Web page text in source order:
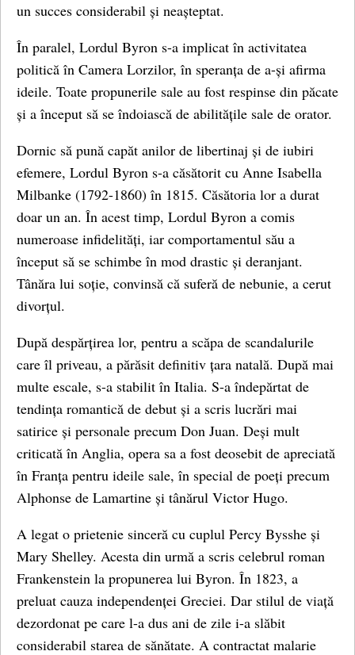
un succes considerabil și neașteptat.
În paralel, Lordul Byron s-a implicat în activitatea
politică în Camera Lorzilor, în speranța de a-și afirma
ideile. Toate propunerile sale au fost respinse din păcate
și a început să se îndoiască de abilitățile sale de orator.
Dornic să pună capăt anilor de libertinaj și de iubiri
efemere, Lordul Byron s-a căsătorit cu Anne Isabella
Milbanke (1792-1860) în 1815. Căsătoria lor a durat
doar un an. În acest timp, Lordul Byron a comis
numeroase infidelități, iar comportamentul său a
început să se schimbe în mod drastic și deranjant.
Tânăra lui soție, convinsă că suferă de nebunie, a cerut
divorțul.
După despărțirea lor, pentru a scăpa de scandalurile
care îl priveau, a părăsit definitiv țara natală. După mai
multe escale, s-a stabilit în Italia. S-a îndepărtat de
tendința romantică de debut și a scris lucrări mai
satirice și personale precum Don Juan. Deși mult
criticată în Anglia, opera sa a fost deosebit de apreciată
în Franța pentru ideile sale, în special de poeți precum
Alphonse de Lamartine și tânărul Victor Hugo.
A legat o prietenie sinceră cu cuplul Percy Bysshe și
Mary Shelley. Acesta din urmă a scris celebrul roman
Frankenstein la propunerea lui Byron. În 1823, a
preluat cauza independenței Greciei. Dar stilul de viață
dezordonat pe care l-a dus ani de zile i-a slăbit
considerabil starea de sănătate. A contractat malarie